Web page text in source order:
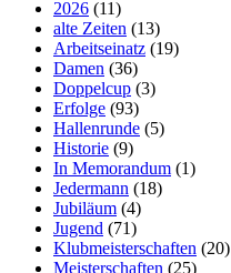
2026 (11)
alte Zeiten (13)
Arbeitseinatz (19)
Damen (36)
Doppelcup (3)
Erfolge (93)
Hallenrunde (5)
Historie (9)
In Memorandum (1)
Jedermann (18)
Jubiläum (4)
Jugend (71)
Klubmeisterschaften (20)
Meisterschaften (25)